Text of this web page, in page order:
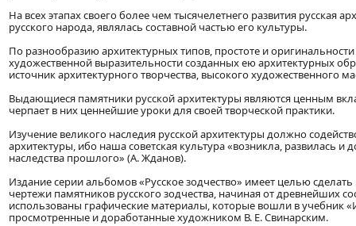
На всех этапах своего более чем тысячелетнего развития русская
русского народа, являлась составной частью его культуры.
По разнообразию архитектурных типов, простоте и
художественной выразительности созданных ею архитектурных
источник архитектурного творчества, высокого художественного
Выдающиеся памятники русской архитектуры являются ценным
черпает в них ценнейшие уроки для своей творческой практики.
Изучение великого наследия русской архитектуры должно
архитектуры, ибо наша советская культура «возникла, развилась и
наследства прошлого» (А. Жданов).
Издание серии альбомов «Русское зодчество» имеет целью
чертежи памятников русского зодчества, начиная от древнейших
использованы графические материалы, которые вошли в учебник
просмотренные и доработанные художником В. Е. Свинарским.